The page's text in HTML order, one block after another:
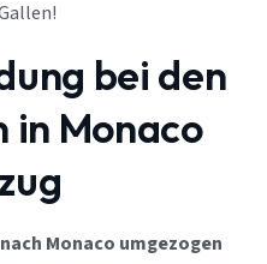
bei den
Monaco
Monaco umgezogen